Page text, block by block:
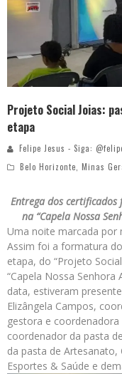
Projeto Social Joias:
etapa
Felipe Jesus - Siga:
Belo Horizonte, Minas
Entrega dos
na “Capela Nossa
Uma noite marcada por
Assim foi a formatura
etapa, do “Projeto
“Capela Nossa Senhora
data, estiveram
Elizângela Campos,
gestora e
coordenador da pasta
da pasta de Artesanato,
Esportes & Saúde e